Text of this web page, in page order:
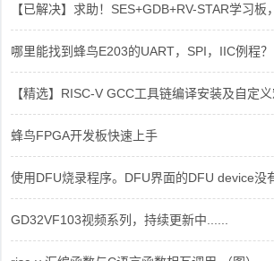
【已解决】求助！SES+GDB+RV-STAR学习板
哪里能找到蜂鸟E203的UART，SPI，IIC例程？
【精选】RISC-V GCC工具链编译安装及自定
蜂鸟FPGA开发板快速上手
使用DFU烧录程序。DFU界面的DFU device没
GD32VF103视频系列，持续更新中......